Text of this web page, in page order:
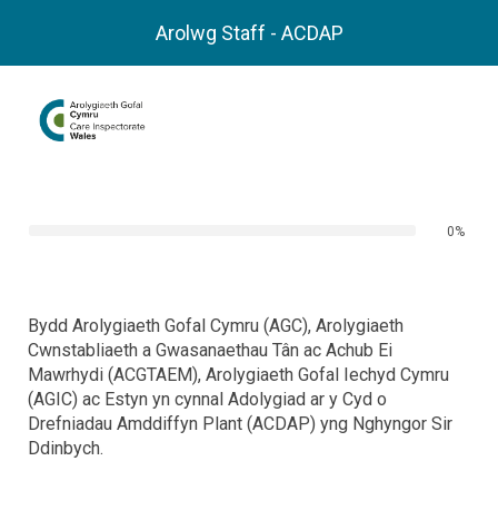
Arolwg Staff - ACDAP
0%
Bydd Arolygiaeth Gofal Cymru (AGC), Arolygiaeth
Cwnstabliaeth a Gwasanaethau Tân ac Achub Ei
Mawrhydi (ACGTAEM), Arolygiaeth Gofal Iechyd Cymru
(AGIC) ac Estyn yn cynnal Adolygiad ar y Cyd o
Drefniadau Amddiffyn Plant (ACDAP) yng Nghyngor Sir
Ddinbych.